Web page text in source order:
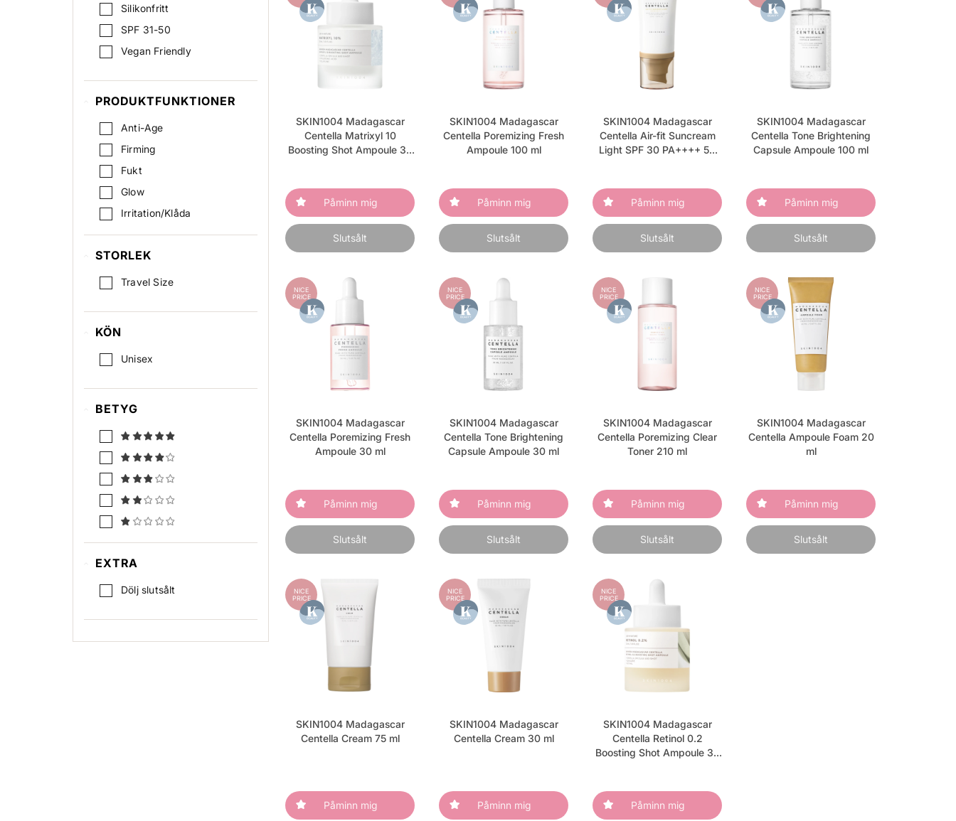
Silikonfritt
SPF 31-50
Vegan Friendly
PRODUKTFUNKTIONER
Anti-Age
Firming
Fukt
Glow
Irritation/Klåda
Lugnande
Pigmentförändringar
Pore minimering
Rynkor / tunna linjer
STORLEK
Travel Size
KÖN
Unisex
BETYG
EXTRA
Dölj slutsålt
SKIN1004 Madagascar
Centella Matrixyl 10
Boosting Shot Ampoule 30
Påminn mig
Slutsålt
SKIN1004 Madagascar
Centella Poremizing Fresh
Ampoule 100 ml
Påminn mig
Slutsålt
SKIN1004 Madagascar
Centella Air-fit Suncream
Light SPF 30 PA++++ 50
Påminn mig
Slutsålt
SKIN1004 Madagascar
Centella Tone Brightening
Capsule Ampoule 100 ml
Påminn mig
Slutsålt
NICE
PRICE
SKIN1004 Madagascar
Centella Poremizing Fresh
Ampoule 30 ml
Påminn mig
Slutsålt
NICE
PRICE
SKIN1004 Madagascar
Centella Tone Brightening
Capsule Ampoule 30 ml
Påminn mig
Slutsålt
NICE
PRICE
SKIN1004 Madagascar
Centella Poremizing Clear
Toner 210 ml
Påminn mig
Slutsålt
NICE
PRICE
SKIN1004 Madagascar
Centella Ampoule Foam 20
ml
Påminn mig
Slutsålt
NICE
PRICE
SKIN1004 Madagascar
Centella Cream 75 ml
Påminn mig
NICE
PRICE
SKIN1004 Madagascar
Centella Cream 30 ml
Påminn mig
NICE
PRICE
SKIN1004 Madagascar
Centella Retinol 0.2
Boosting Shot Ampoule 30
Påminn mig